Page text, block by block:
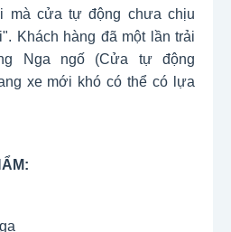
mà cửa tự động chưa chịu
Khách hàng đã một lần trải
Nga ngố (Cửa tự động
xe mới khó có thể có lựa